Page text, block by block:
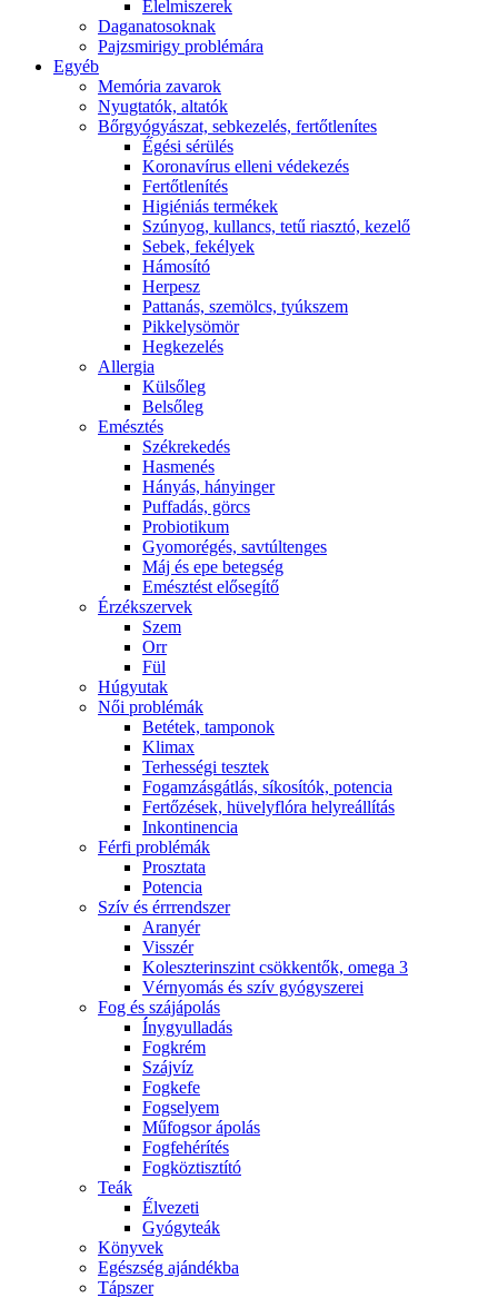
É́lelmiszerek
Daganatosoknak
Pajzsmirigy problémára
Egyéb
Memória zavarok
Nyugtatók, altatók
Bőrgyógyászat, sebkezelés, fertőtlenítes
É́gési sérülés
Koronavírus elleni védekezés
Fertőtlenítés
Higiéniás termékek
Szúnyog, kullancs, tetű riasztó, kezelő
Sebek, fekélyek
Hámosító
Herpesz
Pattanás, szemölcs, tyúkszem
Pikkelysömör
Hegkezelés
Allergia
Külsőleg
Belsőleg
Emésztés
Székrekedés
Hasmenés
Hányás, hányinger
Puffadás, görcs
Probiotikum
Gyomorégés, savtúltenges
Máj és epe betegség
Emésztést elősegítő
Érzékszervek
Szem
Orr
Fül
Húgyutak
Női problémák
Betétek, tamponok
Klimax
Terhességi tesztek
Fogamzásgátlás, síkosítók, potencia
Fertőzések, hüvelyflóra helyreállítás
Inkontinencia
Férfi problémák
Prosztata
Potencia
Szív és érrrendszer
Aranyér
Visszér
Koleszterinszint csökkentők, omega 3
Vérnyomás és szív gyógyszerei
Fog és szájápolás
Í́nygyulladás
Fogkrém
Szájvíz
Fogkefe
Fogselyem
Műfogsor ápolás
Fogfehérítés
Fogköztisztító
Teák
É́lvezeti
Gyógyteák
Könyvek
Egészség ajándékba
Tápszer